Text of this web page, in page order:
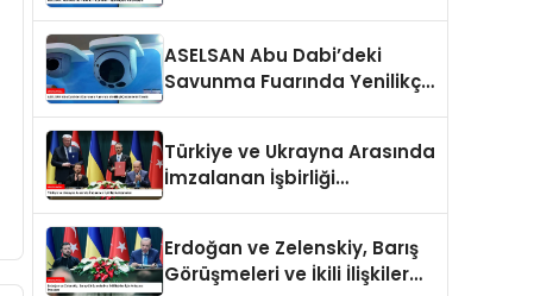
ASELSAN Abu Dabi’deki
Savunma Fuarında Yenilikçi
Türkiye ve Ukrayna Arasında
İmzalanan İşbirliği
Erdoğan ve Zelenskiy, Barış
Görüşmeleri ve İkili İlişkiler